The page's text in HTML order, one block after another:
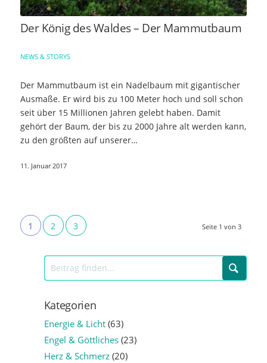
Der König des Waldes – Der Mammutbaum
NEWS & STORYS
Der Mammutbaum ist ein Nadelbaum mit gigantischer
Ausmaße. Er wird bis zu 100 Meter hoch und soll schon
seit über 15 Millionen Jahren gelebt haben. Damit
gehört der Baum, der bis zu 2000 Jahre alt werden kann,
zu den größten auf unserer…
11. Januar 2017
Seite 1 von 3
1 2 3
Kategorien
Energie & Licht(63)
Engel & Göttliches(23)
Herz & Schmerz(20)